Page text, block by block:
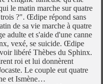
le matin marche sur quatre
?". Œdipe répond sans
de sa vie marche à quatre
adulte et s'aide d'une canne
vexé, se suicide. Œdipe
libéré Thèbes du Sphinx.
roi et lui donnèrent
Le couple eut quatre
et Ismène…